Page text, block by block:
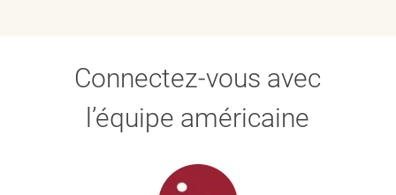
Connectez-vous avec
l’équipe américaine